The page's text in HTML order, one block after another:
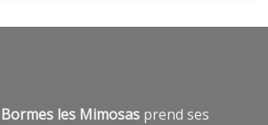
les Mimosas prend ses